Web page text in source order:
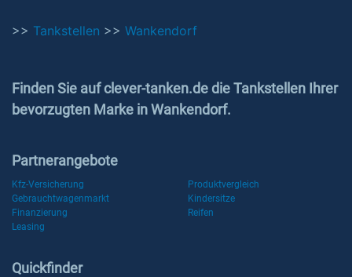
>> Tankstellen >> Wankendorf
Finden Sie auf clever-tanken.de die Tankstellen Ihrer
bevorzugten Marke in Wankendorf.
Partnerangebote
Kfz-Versicherung
Produktvergleich
Gebrauchtwagenmarkt
Kindersitze
Finanzierung
Reifen
Leasing
Quickfinder